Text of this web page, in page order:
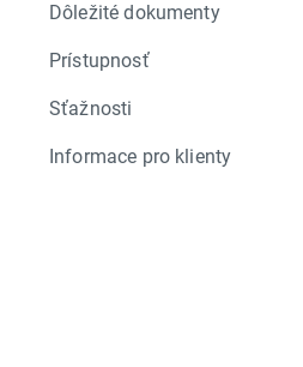
Dôležité dokumenty
Prístupnosť
Sťažnosti
Informace pro klienty